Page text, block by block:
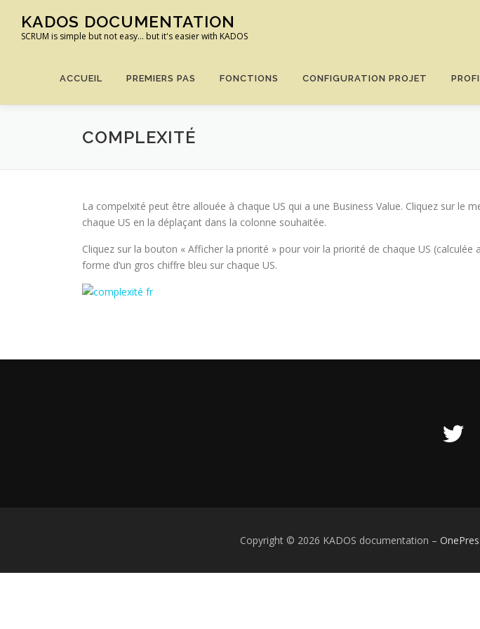
contenu
KADOS DOCUMENTATION
SCRUM is simple but not easy… but it's easier with KADOS
ACCUEIL PREMIERS PAS FONCTIONS CONFIGURATION PROJET
COMPLEXITÉ
La compelxité peut être allouée à chaque US qui a une Business Value. Cliquez sur le
chaque US en la déplaçant dans la colonne souhaitée.
Cliquez sur la bouton « Afficher la priorité » pour voir la priorité de chaque US
forme d’un gros chiffre bleu sur chaque US.
Copyright © 2026 KADOS documentation –